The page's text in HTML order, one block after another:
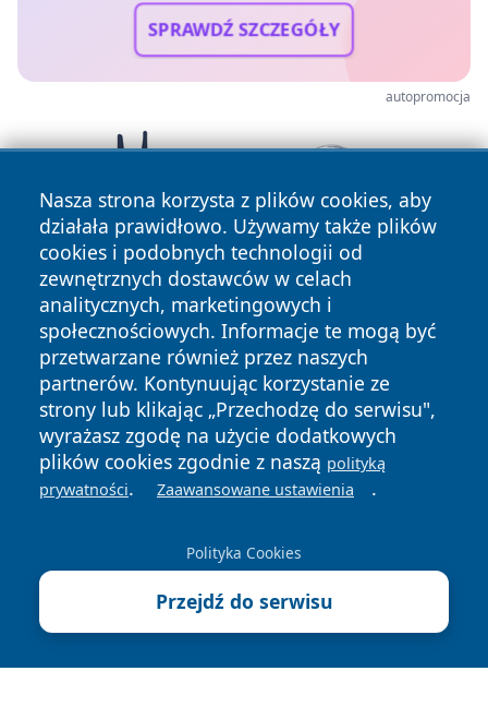
SPRAWDŹ SZCZEGÓŁY
autopromocja
Nasza strona korzysta z plików cookies, aby
działała prawidłowo. Używamy także plików
cookies i podobnych technologii od
zewnętrznych dostawców w celach
analitycznych, marketingowych i
społecznościowych. Informacje te mogą być
przetwarzane również przez naszych
partnerów. Kontynuując korzystanie ze
strony lub klikając „Przechodzę do serwisu",
wyrażasz zgodę na użycie dodatkowych
plików cookies zgodnie z naszą polityką
prywatności. Zaawansowane ustawienia .
Polityka Cookies
Przejdź do serwisu
Copyright © 2026 irybnik.pl Wszystkie prawa zastrzeżone.
News Autorzy
Polityka
Polityka